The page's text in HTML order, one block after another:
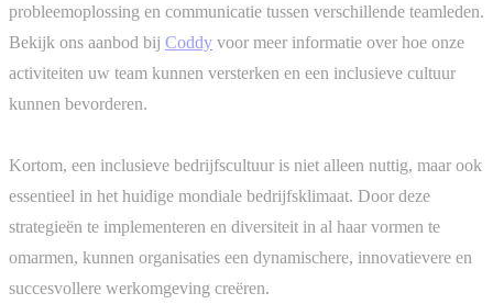
probleemoplossing en communicatie tussen verschillende teamleden.
Bekijk ons aanbod bij Coddy voor meer informatie over hoe onze
activiteiten uw team kunnen versterken en een inclusieve cultuur
kunnen bevorderen.
Kortom, een inclusieve bedrijfscultuur is niet alleen nuttig, maar ook
essentieel in het huidige mondiale bedrijfsklimaat. Door deze
strategieën te implementeren en diversiteit in al haar vormen te
omarmen, kunnen organisaties een dynamischere, innovatievere en
succesvollere werkomgeving creëren.